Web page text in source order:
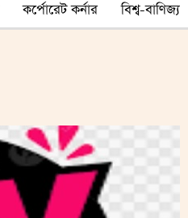
কর্পোরেট কর্নার বিশ্ব-বাণিজ্য